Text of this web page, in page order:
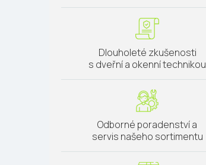
Dlouholeté zkušenosti
s dveřní a okenní technikou
Odborné poradenství a
servis našeho sortimentu